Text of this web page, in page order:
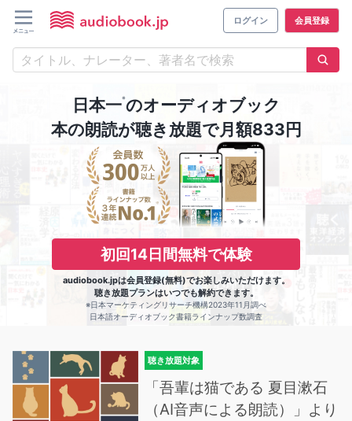
ログイン 会員登録
日本一※のオーディオブック
本の朗読が聴き放題で月額833円
初回14日間無料で体験
audiobook.jpは会員登録(無料)でお楽しみいただけます。
聴き放題プランはいつでも解約できます。
※日本マーケティングリサーチ機構2023年11月調べ
日本語オーディオブック書籍ラインナップ数調査
聴き放題対象
「吾輩は猫である 夏目漱石
（AI音声による朗読）」より